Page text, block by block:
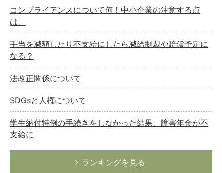
コンプライアンスについて何！中小企業の注意する点
は、
手当を減額したり不支給にしたら減給制裁や賠償予定に
なる？
法改正関係について
SDGsと人権について
学生納付特例の手続きをしなかった結果、障害年金が不
支給に
ランキングを見る